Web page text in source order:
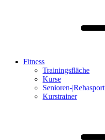
Fitness
Trainingsfläche
Kurse
Senioren-|Rehasport
Kurstrainer